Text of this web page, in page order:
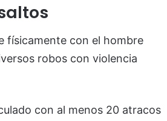
físicamente con el hombre
robos con violencia
con al menos 20 atracos